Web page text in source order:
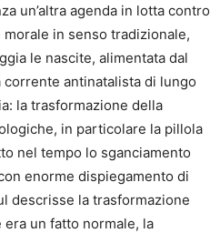
un’altra agenda in lotta contro
in senso tradizionale,
le nascite, alimentata dal
corrente antinatalista di lungo
la trasformazione della
in particolare la pillola
nel tempo lo sganciamento
enorme dispiegamento di
descrisse la trasformazione
un fatto normale, la